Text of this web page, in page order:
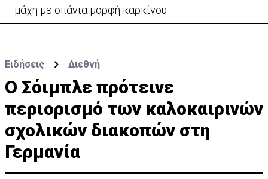
25 τραυματίες, οι 7 σοβαρά
Ειδήσεις Διεθνή
Ο Σόιμπλε πρότεινε
περιορισμό των καλοκαιρινών
σχολικών διακοπών στη
Γερμανία